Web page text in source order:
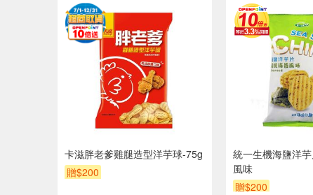
卡滋胖老爹雞腿造型洋芋球-75g
贈$200
統一生機海鹽洋
風味
贈$200